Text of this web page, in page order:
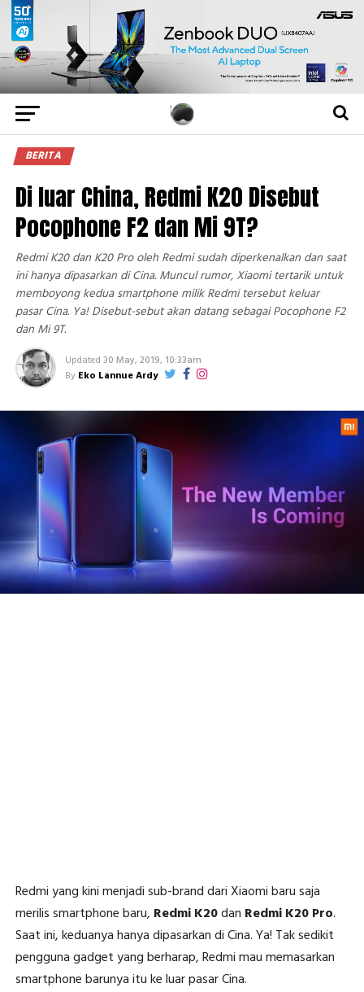
BERITA
Di luar China, Redmi K20 Disebut
Pocophone F2 dan Mi 9T?
Redmi K20 dan K20 Pro oleh Redmi sudah diperkenalkan dan saat
ini hanya dipasarkan di Cina. Muncul rumor, Xiaomi tertarik untuk
memboyong kedua smartphone milik Redmi tersebut keluar
pasar Cina. Ya! Disebut-sebut akan datang sebagai Pocophone F2
dan Mi 9T.
Updated 30 May, 2019, 10:33am
By Eko Lannue Ardy
Redmi yang kini menjadi sub-brand dari Xiaomi baru saja
merilis smartphone baru, Redmi K20dan Redmi K20 Pro.
Saat ini, keduanya hanya dipasarkan di Cina. Ya! Tak sedikit
pengguna gadget yang berharap, Redmi mau memasarkan
smartphone barunya itu ke luar pasar Cina.